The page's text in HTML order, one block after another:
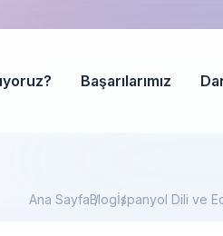
Başarılarımız
Ana SayfaBlogİspanyol Dili ve